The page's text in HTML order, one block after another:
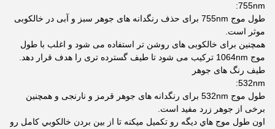
755nm:
طول موج 755nm برای حذف رنگدانه های جوهر سبز و آبی در خالکوبی
موثر است.
همچنین برای خالکوبی های روشن تر استفاده می شود و اغلب با طول
موج 1064nm ترکیب می شود تا طیف گسترده تری را هدف قرار دهد.
طیف رنگ های جوهر
532nm:
طول موج 532nm برای رنگدانه های جوهر قرمز و نارنجی و همچنین
برخی از جوهر زرد مفید است.
اون طول موج هاي ديگه رو تکمیل ميکنه تا از بين بردن خالکوبي کامل رو